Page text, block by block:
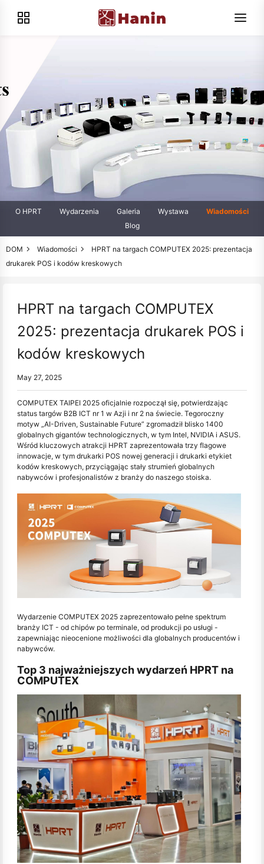
O HPRT Wydarzenia Galeria Wystawa
Wiadomości
Blog
DOM Wiadomości
HPRT na targach COMPUTEX 2025: prezentacja
drukarek POS i kodów kreskowych
HPRT na targach COMPUTEX
2025: prezentacja drukarek POS i
kodów kreskowych
May 27, 2025
COMPUTEX TAIPEI 2025 oficjalnie rozpoczął się, potwierdzając
status targów B2B ICT nr 1 w Azji i nr 2 na świecie. Tegoroczny
motyw „AI-Driven, Sustainable Future” zgromadził blisko 1400
globalnych gigantów technologicznych, w tym Intel, NVIDIA i ASUS.
Wśród kluczowych atrakcji HPRT zaprezentowała trzy flagowe
innowacje, w tym drukarki POS nowej generacji i drukarki etykiet
kodów kreskowych, przyciągając stały strumień globalnych
nabywców i profesjonalistów z branży do naszego stoiska.
Wydarzenie COMPUTEX 2025 zaprezentowało pełne spektrum
branży ICT - od chipów po terminale, od produkcji po usługi -
zapewniając nieocenione możliwości dla globalnych producentów i
nabywców.
Top 3 najważniejszych wydarzeń HPRT na
COMPUTEX